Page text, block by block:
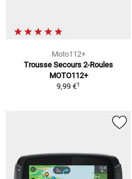
Moto112+
Trousse Secours 2-Roules
MOTO112+
9,99 €1